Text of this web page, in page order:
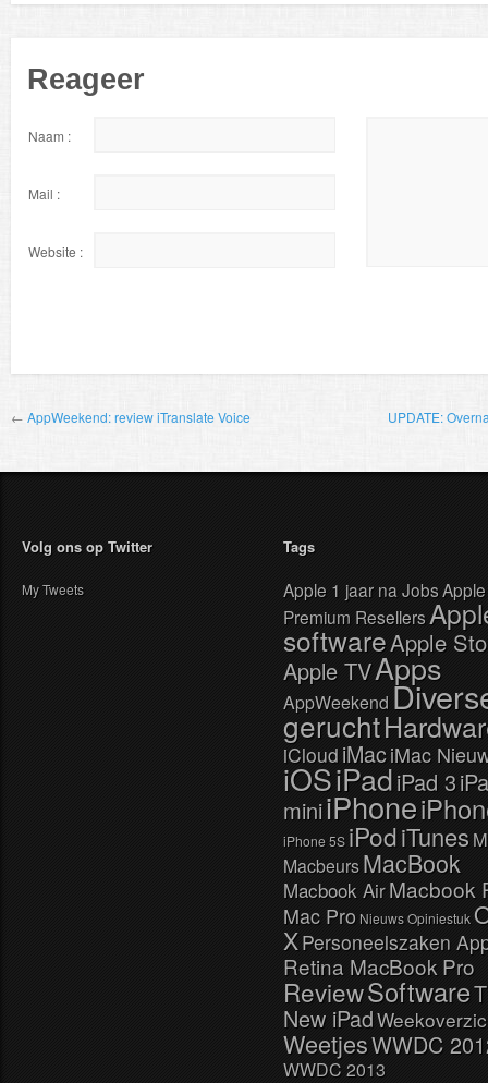
Reageer
Naam :
Mail :
Website :
← AppWeekend: review iTranslate Voice UPDATE:
Volg ons op Twitter
My Tweets
Tags
Apple 1 jaar na JobsApple
Premium Resellers
softwareApple
Apple TVApps
AppWeekend
gerucht
iCloud iMaciMac
iOSiPadiPad 3
miniiPhone
iPhone 5S iPodiTunes
MacbeursMacBook
Macbook AirMacbook
Mac Pro Nieuws Opiniestuk
XPersoneelszaken
Retina MacBook Pro
ReviewSoftware
New iPad
WeetjesWWDC
WWDC 2013